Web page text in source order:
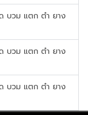
บวม แตก ตำ ยาง
บวม แตก ตำ ยาง
บวม แตก ตำ ยาง